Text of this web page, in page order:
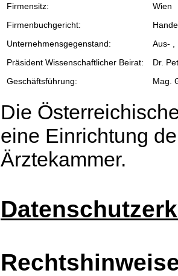
Firmensitz:
Wien
Firmenbuchgericht:
Unternehmensgegenstand:
Aus- ,
Präsident Wissenschaftlicher Beirat:
Dr.
Geschäftsführung:
Mag.
Die
eine Einrichtung
Ärztekammer.